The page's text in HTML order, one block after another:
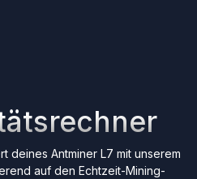
deines Antminer L7 mit unserem
auf den Echtzeit-Mining-